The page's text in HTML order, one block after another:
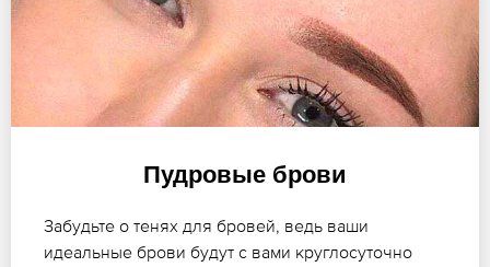
Пудровые брови
Забудьте о тенях для бровей, ведь ваши
идеальные брови будут с вами круглосуточно